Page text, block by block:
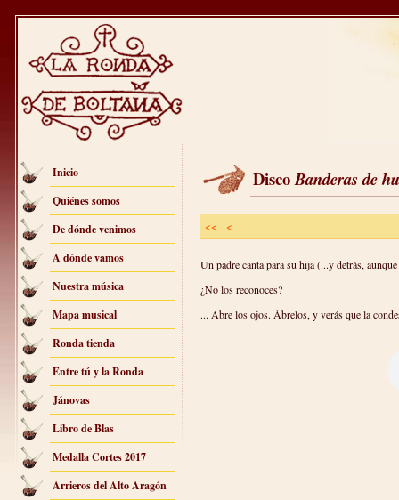
Inicio
Quiénes somos
De dónde venimos
A dónde vamos
Nuestra música
Mapa musical
Ronda tienda
Entre tú y la Ronda
Jánovas
Libro de Blas
Medalla Cortes 2017
Arrieros del Alto Aragón
DiscoBanderas de
<< <
Un padre canta para su hija (...y detrás,
¿No los reconoces?
... Abre los ojos. Ábrelos, y verás que la